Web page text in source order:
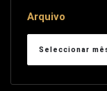
Arquivo